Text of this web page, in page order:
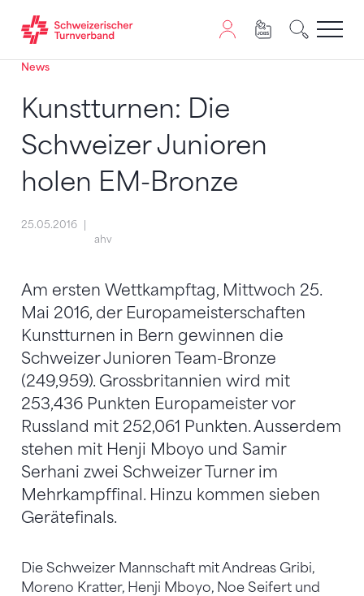
Zum Inhalt springen
Zur Sitemap navigieren
Zum Navigieren dieser Seite wird JavaScript benötigt.
News
Kunstturnen: Die
Schweizer Junioren
holen EM-Bronze
25.05.2016
ahv
Am ersten Wettkampftag, Mittwoch 25.
Mai 2016, der Europameisterschaften
Kunstturnen in Bern gewinnen die
Schweizer Junioren Team-Bronze
(249,959). Grossbritannien wird mit
253,436 Punkten Europameister vor
Russland mit 252,061 Punkten. Ausserdem
stehen mit Henji Mboyo und Samir
Serhani zwei Schweizer Turner im
Mehrkampffinal. Hinzu kommen sieben
Gerätefinals.
Die Schweizer Mannschaft mit Andreas Gribi,
Moreno Kratter, Henji Mboyo, Noe Seifert und